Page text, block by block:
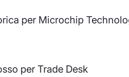
per Microchip
per Trade Desk